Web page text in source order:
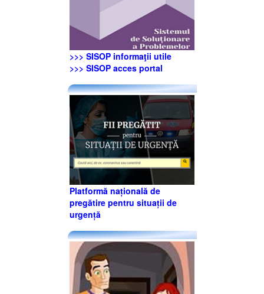
>>> SISOP informaţii utile
>>> SISOP acces portal
Platformă națională de
pregătire pentru situații de
urgență